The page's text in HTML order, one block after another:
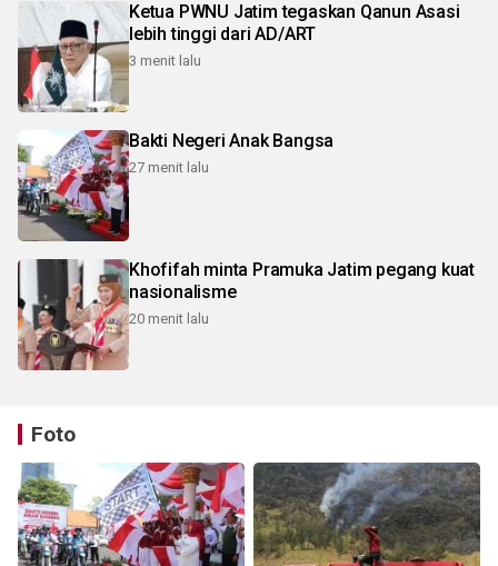
Ketua PWNU Jatim tegaskan Qanun Asasi
lebih tinggi dari AD/ART
3 menit lalu
Bakti Negeri Anak Bangsa
27 menit lalu
Khofifah minta Pramuka Jatim pegang kuat
nasionalisme
20 menit lalu
Foto